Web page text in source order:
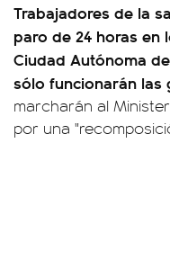
Trabajadores de la
paro de 24 horas en
Ciudad Autónoma
sólo funcionarán las
marcharán al
por una